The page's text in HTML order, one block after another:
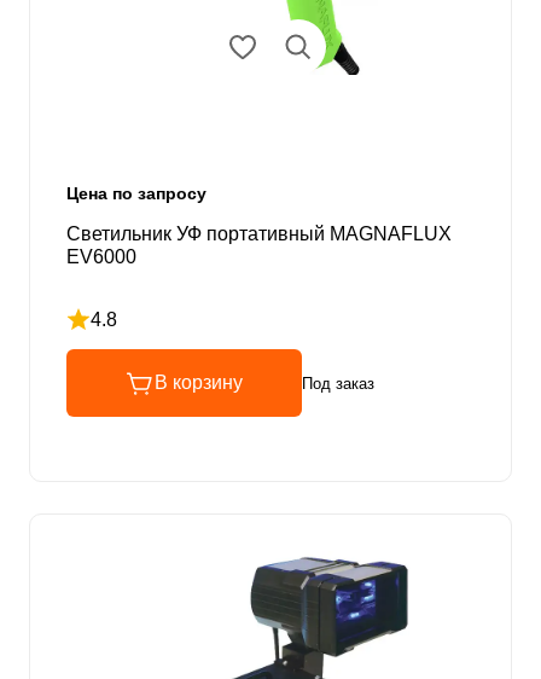
Цена по запросу
Светильник УФ портативный MAGNAFLUX
EV6000
4.8
Рейтинг 4.8 из 5
В корзину Под заказ